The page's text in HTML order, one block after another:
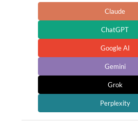
Claude
ChatGPT
Google AI
Gemini
Grok
Perplexity